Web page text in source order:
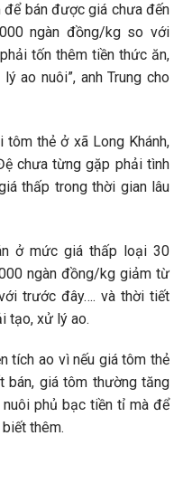
bán được giá chưa đến
ngàn đồng/kg so với
tốn thêm tiền thức ăn,
ao nuôi”, anh Trung cho
thẻ ở xã Long Khánh,
chưa từng gặp phải tình
thấp trong thời gian lâu
ở mức giá thấp loại 30
ngàn đồng/kg giảm từ
trước đây…. và thời tiết
tạo, xử lý ao.
tích ao vì nếu giá tôm thẻ
bán, giá tôm thường tăng
phủ bạc tiền tỉ mà để
thêm.